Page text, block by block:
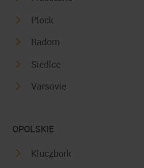
Plock
Radom
Siedlce
Varsovie
OPOLSKIE
Kluczbork